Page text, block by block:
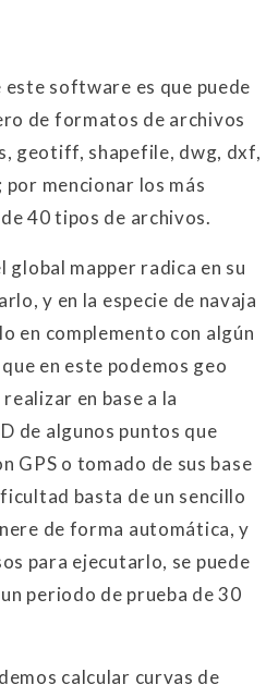
este software es que puede
de formatos de archivos
geotiff, shapefile, dwg, dxf,
por mencionar los más
40 tipos de archivos.
global mapper radica en su
y en la especie de navaja
en complemento con algún
en este podemos geo
en base a la
de algunos puntos que
GPS o tomado de sus base
basta de un sencillo
de forma automática, y
para ejecutarlo, se puede
periodo de prueba de 30
calcular curvas de